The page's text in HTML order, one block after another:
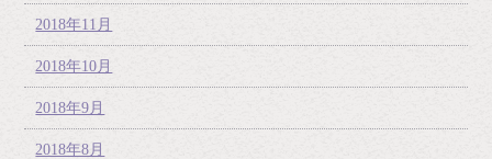
2018年11月
2018年10月
2018年9月
2018年8月